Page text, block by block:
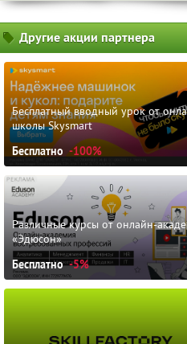
Другие акции партнера
Бесплатный вводный урок от
школы Skysmart
Бесплатно -100%
Различные курсы от онлайн-
«Эдюсон»
Бесплатно -5%